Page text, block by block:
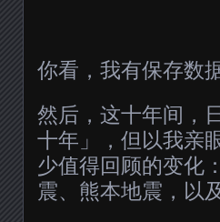
你看，我有保存数
然后，这十年间，
十年」，但以我亲
少值得回顾的变化
震、熊本地震，以